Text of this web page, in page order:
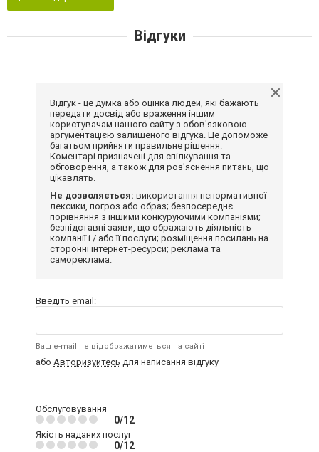
Відгуки
Відгук - це думка або оцінка людей, які бажають
передати досвід або враження іншим
користувачам нашого сайту з обов'язковою
аргументацією залишеного відгука. Це допоможе
багатьом прийняти правильне рішення.
Коментарі призначені для спілкування та
обговорення, а також для роз'яснення питань, що
цікавлять.
Не дозволяється: використання ненормативної
лексики, погроз або образ; безпосереднє
порівняння з іншими конкуруючими компаніями;
безпідставні заяви, що ображають діяльність
компанії і / або її послуги; розміщення посилань на
сторонні інтернет-ресурси; реклама та
самореклама.
Введіть email:
Ваш e-mail не відображатиметься на сайті
або Авторизуйтесь для написання відгуку
Обслуговування
0/12
Якість наданих послуг
0/12